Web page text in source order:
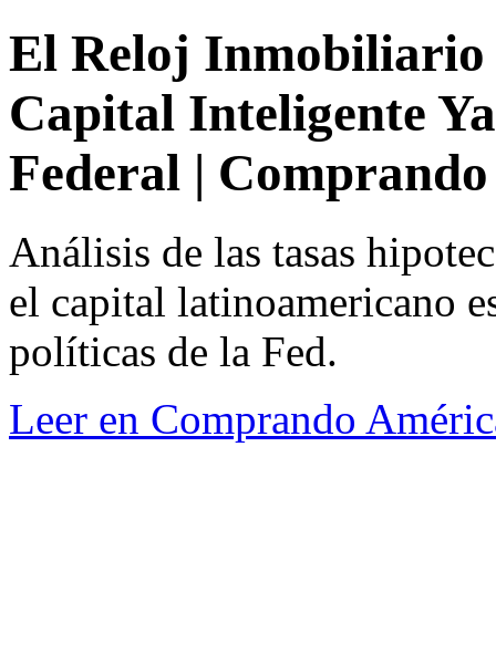
El Reloj Inmobiliario
Capital Inteligente
Federal |
Análisis de las tasas
el capital latinoamericano
políticas de la Fed.
Leer en Comprando